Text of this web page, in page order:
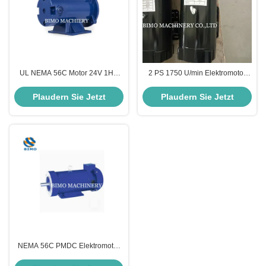
UL NEMA 56C Motor 24V 1HP
Niedriggeschwindigkeits-
Elektromotor
Plaudern Sie Jetzt
2 PS 1750 U/min Elektromotor
Magneten 90V
Plaudern Sie Jetzt
NEMA 56C PMDC Elektromotor